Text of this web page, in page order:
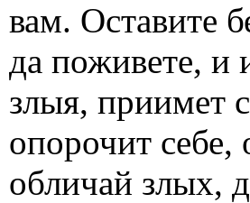
вам. Оставите
да поживете, и
злыя, приимет
опорочит
обличай злых,